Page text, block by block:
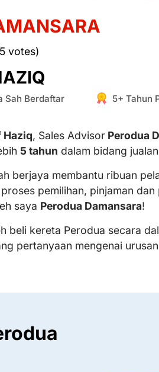
votes)
Sah Berdaftar 5+ Tahun
Haziq, Sales Advisor Perodua
5 tahun dalam bidang
berjaya membantu ribuan
pemilihan, pinjaman
saya Perodua Damansara!
beli kereta Perodua secara
pertanyaan mengenai